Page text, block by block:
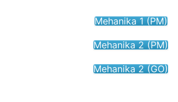
Mehanika 1 (PM)
Mehanika 2 (PM)
Mehanika 2 (GO)